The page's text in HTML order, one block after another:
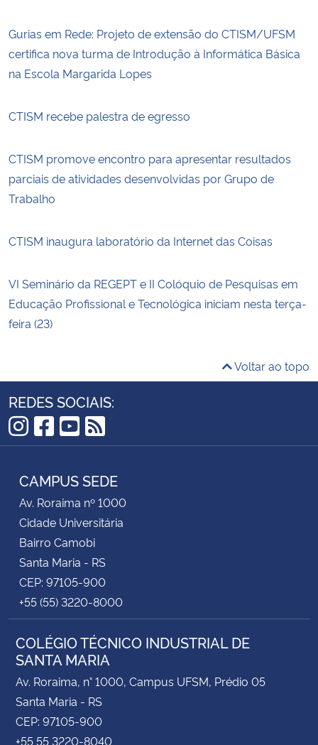
Gurias em Rede: Projeto de extensão do CTISM/UFSM
certifica nova turma de Introdução à Informática Básica
na Escola Margarida Lopes
CTISM recebe palestra de egresso
CTISM promove encontro para apresentar resultados
parciais de atividades desenvolvidas por Grupo de
Trabalho
CTISM inaugura laboratório da Internet das Coisas
VI Seminário da REGEPT e II Colóquio de Pesquisas em
Educação Profissional e Tecnológica iniciam nesta terça-
feira (23)
Voltar ao topo
REDES SOCIAIS:
Instagram
Facebook
YouTube
RSS
CAMPUS SEDE
Av. Roraima nº 1000
Cidade Universitária
Bairro Camobi
Santa Maria - RS
CEP: 97105-900
+55 (55) 3220-8000
COLÉGIO TÉCNICO INDUSTRIAL DE
SANTA MARIA
Av. Roraima, n° 1000, Campus UFSM, Prédio 05
Santa Maria - RS
CEP: 97105-900
+55 55 3220-8040